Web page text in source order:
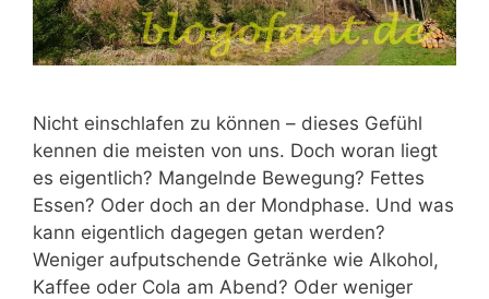
Nicht einschlafen zu können – dieses Gefühl
kennen die meisten von uns. Doch woran liegt
es eigentlich? Mangelnde Bewegung? Fettes
Essen? Oder doch an der Mondphase. Und was
kann eigentlich dagegen getan werden?
Weniger aufputschende Getränke wie Alkohol,
Kaffee oder Cola am Abend? Oder weniger